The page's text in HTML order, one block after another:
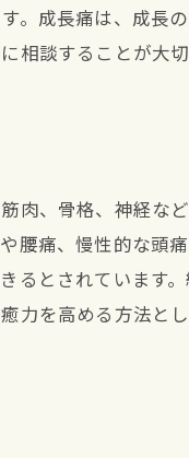
。成長痛は、成長
相談することが大切
肉、骨格、神経な
腰痛、慢性的な頭
るとされています
力を高める方法と